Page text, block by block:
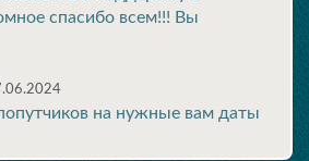
спасибо всем!!! Вы
на нужные вам даты